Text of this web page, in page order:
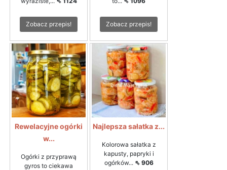
Zobacz przepis! Zobacz przepis!
Rewelacyjne ogórki
w...
Ogórki z przyprawą
gyros to ciekawa
Najlepsza sałatka z...
Kolorowa sałatka z
kapusty, papryki i
ogórków... ⇖ 906